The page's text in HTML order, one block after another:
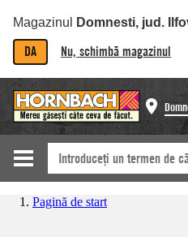
Magazinul Domnesti, jud.
DA Nu, schimbă magazinul
Pagină de start